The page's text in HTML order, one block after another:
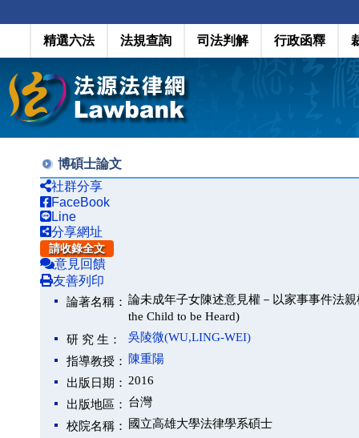
精選六法 法規查詢 司法判解 行政函釋
博碩士論文
社群分享
FaceBook
Line
分享網址
請收錄全文
意見回饋
友善列印
論著名稱： 論未成年子女陳述意見權－以家事事件法
the Child to be Heard)
研 究 生：
吳陵微(WU,LING-WEI)
指導教授：
陳重陽
出版日期： 2016
出版地區： 台灣
校院名稱：
國立高雄大學法律學系碩士